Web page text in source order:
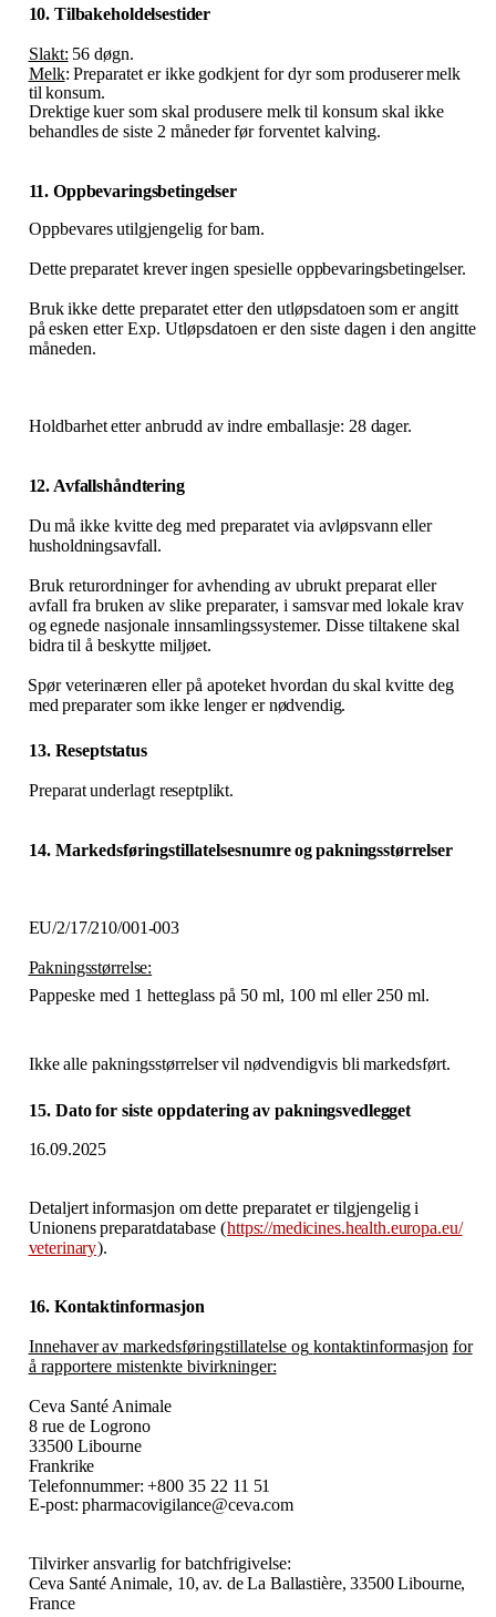
10. Tilbakeholdelsestider
Slakt: 56 døgn.
Melk: Preparatet er ikke godkjent for dyr som produserer melk
til konsum.
Drektige kuer som skal produsere melk til konsum skal ikke
behandles de siste 2 måneder før forventet kalving.
11. Oppbevaringsbetingelser
Oppbevares utilgjengelig for barn.
Dette preparatet krever ingen spesielle oppbevaringsbetingelser.
Bruk ikke dette preparatet etter den utløpsdatoen som er angitt
på esken etter Exp.Utløpsdatoen er den siste dagen i den angitte
måneden.
Holdbarhet etter anbrudd av indre emballasje: 28 dager.
12. Avfallshåndtering
Du må ikke kvitte deg med preparatet via avløpsvann eller
husholdningsavfall.
Bruk returordninger for avhending av ubrukt preparat eller
avfall fra bruken av slike preparater, i samsvar med lokale krav
og egnede nasjonale innsamlingssystemer. Disse tiltakene skal
bidra til å beskytte miljøet.
Spør veterinæren eller på apoteket hvordan du skal kvitte deg
med preparater som ikke lenger ernødvendig.
13. Reseptstatus
Preparat underlagt reseptplikt.
14. Markedsføringstillatelsesnumre og pakningsstørrelser
EU​/​2/17/210​/​001-003
Pakningsstørrelse:
Pappeske med 1 hetteglass på 50 ml, 100 ml eller 250 ml.
Ikke alle pakningsstørrelser vil nødvendigvis bli markedsført.
15. Dato for siste oppdatering av pakningsvedlegget
16.09.2025
Detaljert informasjon om dette preparatet er tilgjengelig i
Unionens preparatdatabase(https:​/​/medicines.health.europa.eu​/​
veterinary).
16. Kontaktinformasjon
Innehaver av markedsføringstillatelse og kontaktinformasjon for
å rapportere mistenkte bivirkninger:
Ceva Santé Animale
8 rue de Logrono
33500 Libourne
Frankrike
Telefonnummer: +800 35 22 11 51
E-post: pharmacovigilance@ceva.com
Tilvirker ansvarlig for batchfrigivelse:
Ceva Santé Animale, 10, av. de La Ballastière, 33500 Libourne,
France